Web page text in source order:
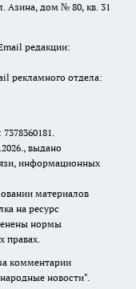
Азина, дом № 80, кв. 31
редакции:
рекламного отдела:
выдано
информационных
материалов
на ресурс
нормы
правах.
комментарии
новости".